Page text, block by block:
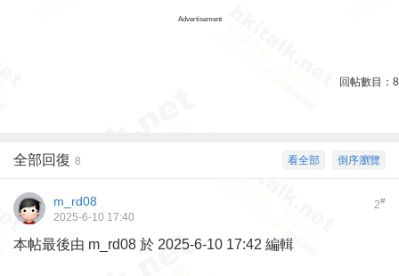
Advertisement
回帖數目： 8
倒序瀏覽
看全部
全部回復 8
2#
m_rd08
2025-6-10 17:40
本帖最後由 m_rd08 於 2025-6-10 17:42 編輯